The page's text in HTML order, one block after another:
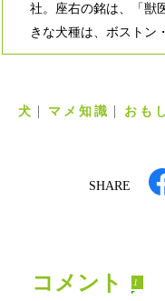
社。座右の銘は、「獣
きな犬種は、ボストン
犬 マメ知識 おも
SHARE
コメント 1